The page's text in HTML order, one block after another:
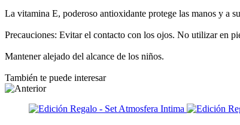
La vitamina E, poderoso antioxidante protege las manos y a
Precauciones: Evitar el contacto con los ojos. No utilizar en
Mantener alejado del alcance de los niños.
También te puede interesar